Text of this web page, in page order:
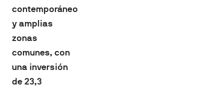
contemporáneo
y amplias
zonas
comunes, con
una inversión
de 23,3